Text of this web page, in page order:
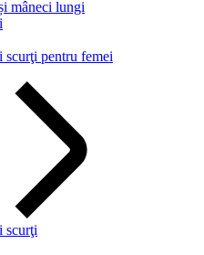
mâneci lungi
scurţi pentru femei
scurţi